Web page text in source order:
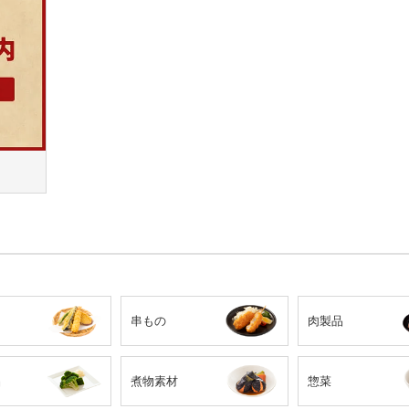
串もの 肉製品
煮物素材 惣菜